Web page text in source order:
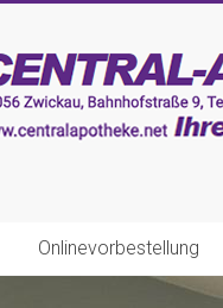
Onlinevorbestellung